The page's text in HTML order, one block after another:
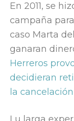
En 2011, se
campaña
caso Marta
ganaran
Herreros
decidieran
la